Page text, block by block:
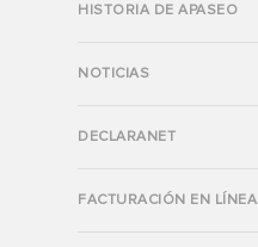
HISTORIA DE APASEO
NOTICIAS
DECLARANET
FACTURACIÓN EN LÍNEA